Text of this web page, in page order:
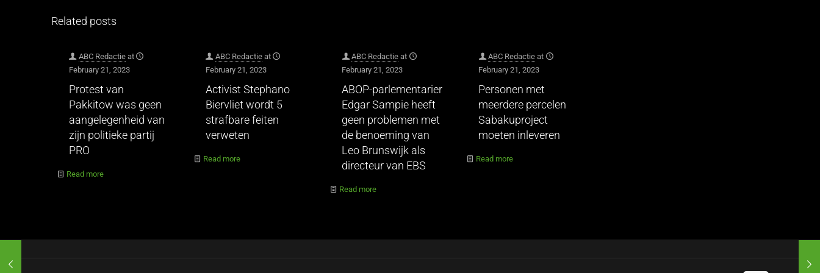
Related posts
ABC Redactie at
February 21, 2023
Protest van
Pakkitow was geen
aangelegenheid van
zijn politieke partij
PRO
Read more
ABC Redactie at
February 21, 2023
Activist Stephano
Biervliet wordt 5
strafbare feiten
verweten
Read more
ABC Redactie at
February 21, 2023
ABOP-parlementarier
Edgar Sampie heeft
geen problemen met
de benoeming van
Leo Brunswijk als
directeur van EBS
Read more
ABC Redactie at
February 21, 2023
Personen met
meerdere percelen
Sabakuproject
moeten inleveren
Read more